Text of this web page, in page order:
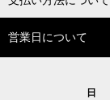
営業日について
日